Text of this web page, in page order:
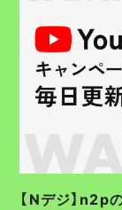
【Nデジ】n2p